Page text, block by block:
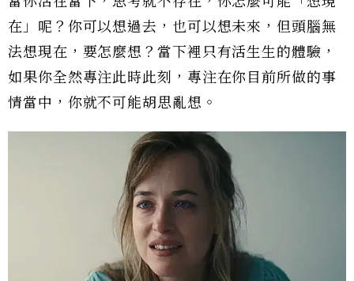
在」呢？你可以想過去，也可以想未來，但頭腦無
法想現在，要怎麼想？當下裡只有活生生的體驗，
如果你全然專注此時此刻，專注在你目前所做的事
情當中，你就不可能胡思亂想。